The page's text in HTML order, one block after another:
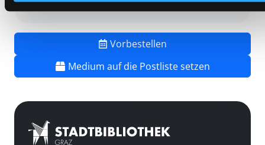
Vorbestellen
Medium auf die Postliste setzen